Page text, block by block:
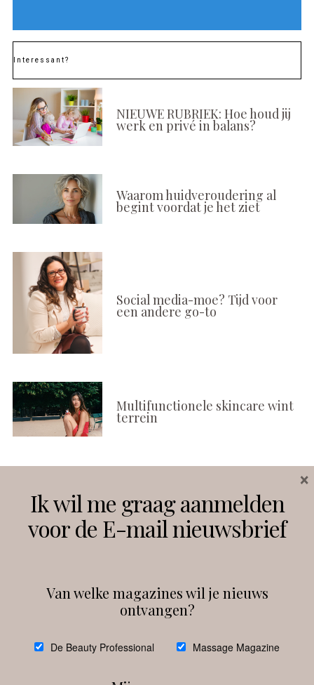
Interessant?
NIEUWE RUBRIEK: Hoe houd jij
werk en privé in balans?
Waarom huidveroudering al
begint voordat je het ziet
Social media-moe? Tijd voor
een andere go-to
Multifunctionele skincare wint
terrein
Instagram Facebook
debeautyprofessional
Ik wil me graag aanmelden
voor de E-mail nieuwsbrief
Van welke magazines wil je nieuws
ontvangen?
De Beauty Professional Massage Magazine
×